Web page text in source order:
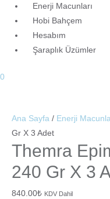
Enerji Macunları
Hobi Bahçem
Hesabım
Şaraplık Üzümler
0
Ana Sayfa / Enerji
Gr X 3 Adet
Themra
240 Gr X 3
840.00₺ KDV Dahil